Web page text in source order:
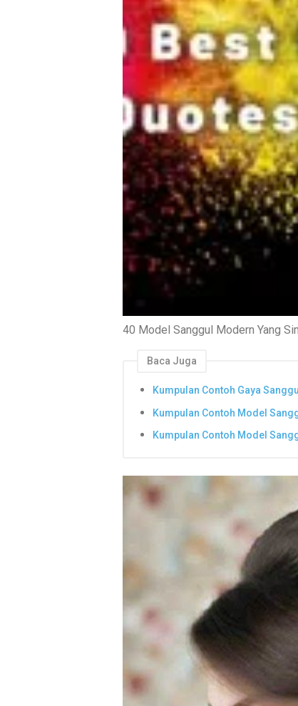
40 Model Sanggul Modern Yang
Baca Juga
Kumpulan Contoh Gaya
Kumpulan Contoh Model
Kumpulan Contoh Model